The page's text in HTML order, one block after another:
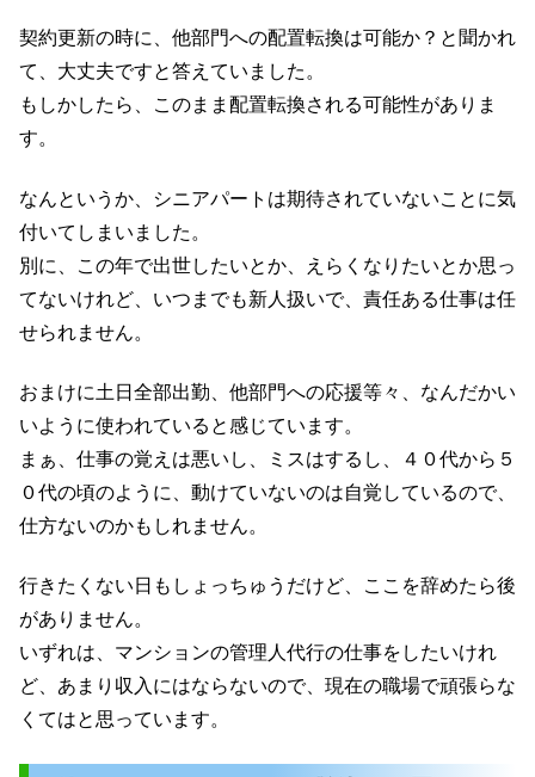
契約更新の時に、他部門への配置転換は可能か？と聞かれ
て、大丈夫ですと答えていました。
もしかしたら、このまま配置転換される可能性がありま
す。
なんというか、シニアパートは期待されていないことに気
付いてしまいました。
別に、この年で出世したいとか、えらくなりたいとか思っ
てないけれど、いつまでも新人扱いで、責任ある仕事は任
せられません。
おまけに土日全部出勤、他部門への応援等々、なんだかい
いように使われていると感じています。
まぁ、仕事の覚えは悪いし、ミスはするし、４０代から５
０代の頃のように、動けていないのは自覚しているので、
仕方ないのかもしれません。
行きたくない日もしょっちゅうだけど、ここを辞めたら後
がありません。
いずれは、マンションの管理人代行の仕事をしたいけれ
ど、あまり収入にはならないので、現在の職場で頑張らな
くてはと思っています。